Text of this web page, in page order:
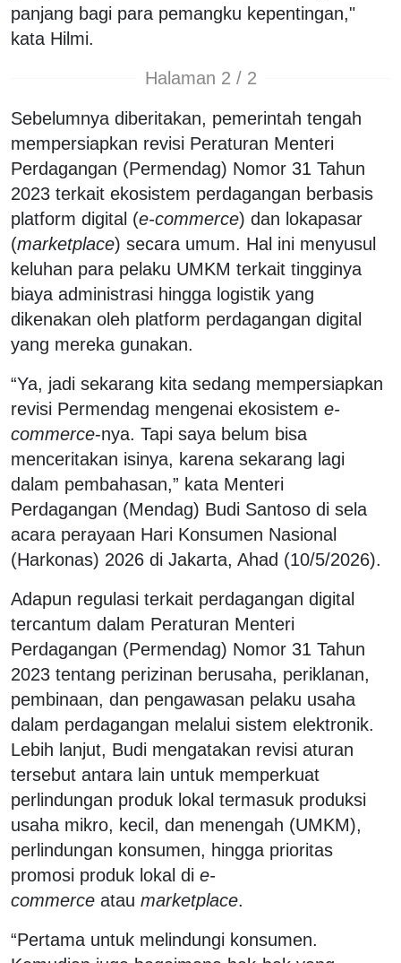
panjang bagi para pemangku kepentingan,"
kata Hilmi.
Halaman 2 / 2
Sebelumnya diberitakan, pemerintah tengah
mempersiapkan revisi Peraturan Menteri
Perdagangan (Permendag) Nomor 31 Tahun
2023 terkait ekosistem perdagangan berbasis
platform digital (e-commerce) dan lokapasar
(marketplace) secara umum. Hal ini menyusul
keluhan para pelaku UMKM terkait tingginya
biaya administrasi hingga logistik yang
dikenakan oleh platform perdagangan digital
yang mereka gunakan.
“Ya, jadi sekarang kita sedang mempersiapkan
revisi Permendag mengenai ekosistem e-
commerce-nya. Tapi saya belum bisa
menceritakan isinya, karena sekarang lagi
dalam pembahasan,” kata Menteri
Perdagangan (Mendag) Budi Santoso di sela
acara perayaan Hari Konsumen Nasional
(Harkonas) 2026 di Jakarta, Ahad (10/5/2026).
Adapun regulasi terkait perdagangan digital
tercantum dalam Peraturan Menteri
Perdagangan (Permendag) Nomor 31 Tahun
2023 tentang perizinan berusaha, periklanan,
pembinaan, dan pengawasan pelaku usaha
dalam perdagangan melalui sistem elektronik.
Lebih lanjut, Budi mengatakan revisi aturan
tersebut antara lain untuk memperkuat
perlindungan produk lokal termasuk produksi
usaha mikro, kecil, dan menengah (UMKM),
perlindungan konsumen, hingga prioritas
promosi produk lokal di e-
commerce atau marketplace.
“Pertama untuk melindungi konsumen.